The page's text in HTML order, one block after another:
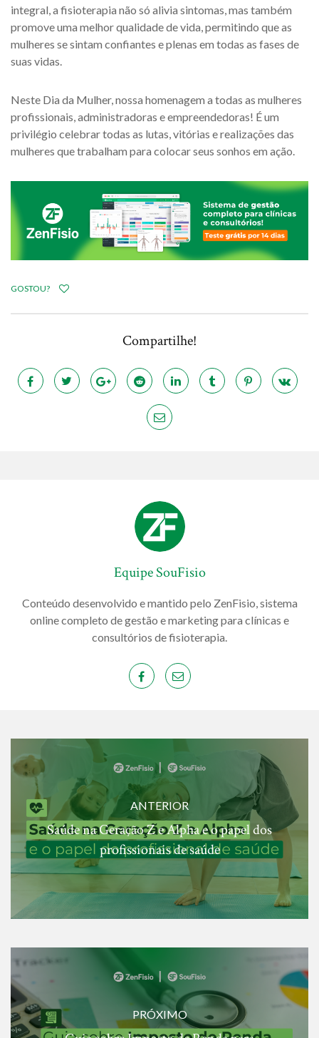
integral, a fisioterapia não só alivia sintomas, mas também
promove uma melhor qualidade de vida, permitindo que as
mulheres se sintam confiantes e plenas em todas as fases de
suas vidas.
Neste Dia da Mulher, nossa homenagem a todas as mulheres
profissionais, administradoras e empreendedoras! É um
privilégio celebrar todas as lutas, vitórias e realizações das
mulheres que trabalham para colocar seus sonhos em ação.
GOSTOU?
Compartilhe!
Equipe SouFisio
Conteúdo desenvolvido e mantido pelo ZenFisio, sistema
online completo de gestão e marketing para clínicas e
consultórios de fisioterapia.
ANTERIOR
Saúde na Geração Z e Alpha e o papel dos
profissionais de saúde
PRÓXIMO